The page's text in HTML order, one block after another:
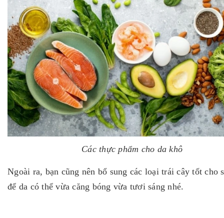
Các thực phẩm cho da khô
Ngoài ra, bạn cũng nên bổ sung các loại trái cây tốt cho
để da có thể vừa căng bóng vừa tươi sáng nhé.